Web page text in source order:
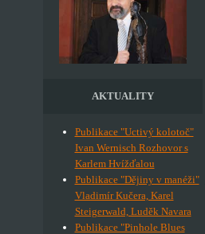
AKTUALITY
Publikace "Uctivý kolotoč"
Ivan Wernisch Rozhovor s
Karlem Hvížďalou
Publikace "Dějiny v manéži"
Vladimír Kučera, Karel
Steigerwald, Luděk Navara
Publikace "Pinhole Blues